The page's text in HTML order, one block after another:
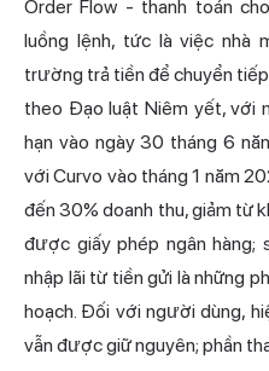
Order Flow - thanh toán
luồng lệnh, tức là việc nhà
trường trả tiền để chuyển
theo Đạo luật Niêm yết, với
hạn vào ngày 30 tháng 6
với Curvo vào tháng 1 năm
đến 30% doanh thu, giảm từ
được giấy phép ngân hàng;
nhập lãi từ tiền gửi là những
hoạch. Đối với người dùng,
vẫn được giữ nguyên; phần